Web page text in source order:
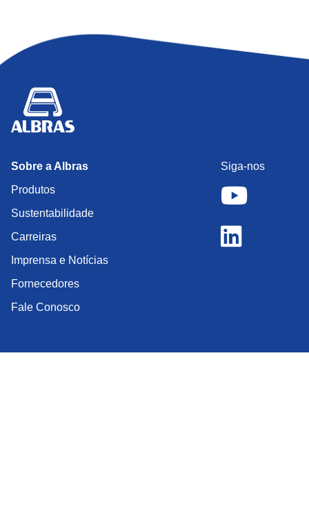
Sobre a Albras
Produtos
Sustentabilidade
Carreiras
Imprensa e Notícias
Fornecedores
Fale Conosco
Siga-nos